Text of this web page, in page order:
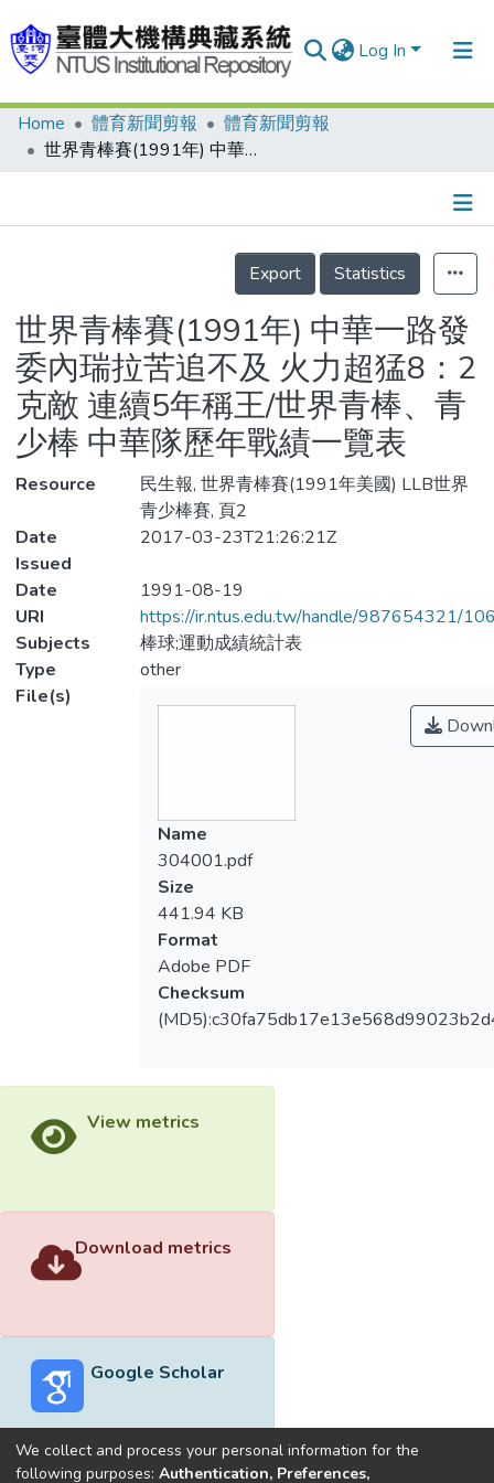
Log In
Communities & Collections
Statistics
Home 體育新聞剪報
體育新聞剪報
世界青棒賽(1991年) 中華一路發 委內瑞拉苦追不及 火力超猛8：2克敵 連續5年稱王/世界青棒、青少棒 中華隊歷年戰績一覽表
Details
Export
Statistics
世界青棒賽(1991年) 中華一路發
委內瑞拉苦追不及 火力超猛8：2
克敵 連續5年稱王/世界青棒、青
少棒 中華隊歷年戰績一覽表
Resource
民生報, 世界青棒賽(1991年美國) LLB世界
青少棒賽, 頁2
Date
Issued
2017-03-23T21:26:21Z
Date
1991-08-19
URI
https://ir.ntus.edu.tw/handle/987654321/
Subjects
棒球;運動成績統計表
Type
other
File(s)
Name
304001.pdf
Size
441.94 KB
Format
Adobe PDF
Checksum
View metrics
Download metrics
Google Scholar
We collect and process your personal information for the
following purposes: Authentication, Preferences,